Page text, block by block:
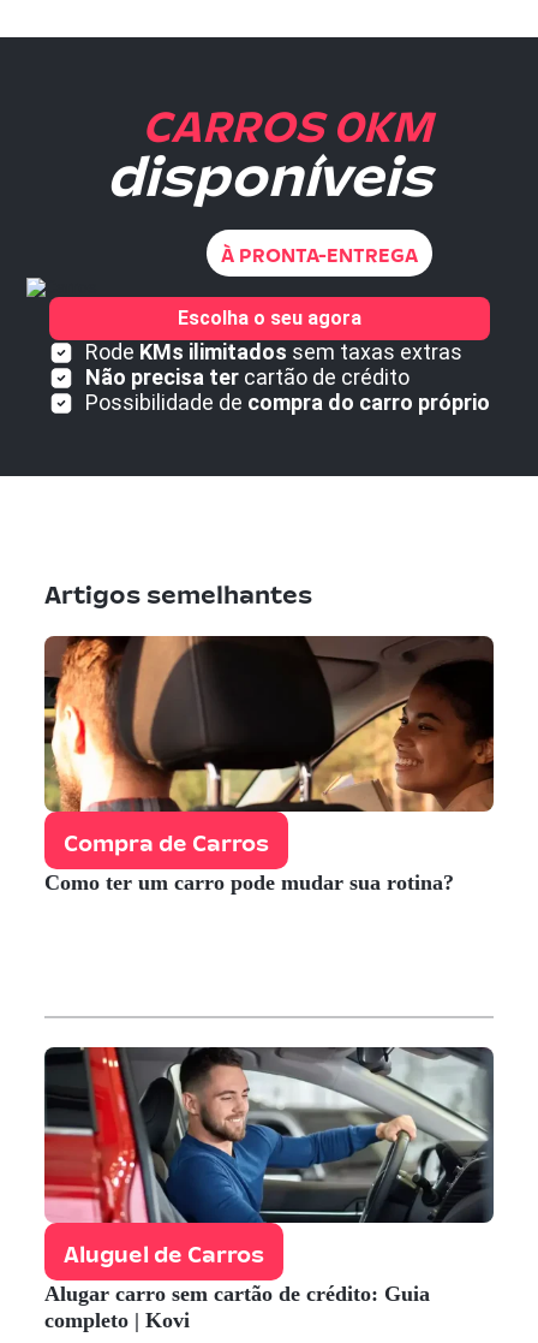
CARROS 0KM
disponíveis
À PRONTA-ENTREGA
Rode KMs ilimitados sem taxas extras
Não precisa tercartão de crédito
Possibilidade de compra do carro próprio
Escolha o seu agora
Artigos semelhantes
Compra de Carros
Como ter um carro pode mudar sua rotina?
Aluguel de Carros
Alugar carro sem cartão de crédito: Guia
completo | Kovi